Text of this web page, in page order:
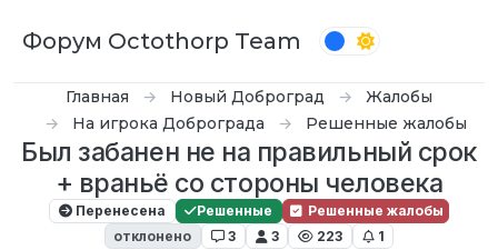
Форум Octothorp Team
Главная Новый Доброград
Жалобы
На игрока Доброграда
Решенные жалобы
Был забанен не на правильный срок
+ враньё со стороны человека
Перенесена Решенные
Решенные жалобы
отклонено
3 3 223 1